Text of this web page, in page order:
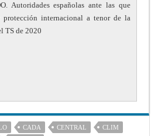
Autoridades españolas ante las que
internacional a tenor de la
TS de 2020
CADA CENTRAL
CLIM